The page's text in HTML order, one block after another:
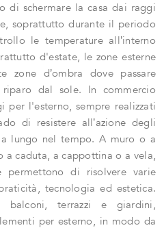
di schermare la casa dai raggi
soprattutto durante il periodo
le temperature all’interno
d'estate, le zone esterne
zone d’ombra dove passare
dal sole. In commercio
l'esterno, sempre realizzati
di resistere all’azione degli
lungo nel tempo. A muro o a
caduta, a cappottina o a vela,
di risolvere varie
tecnologia ed estetica.
terrazzi e giardini,
per esterno, in modo da